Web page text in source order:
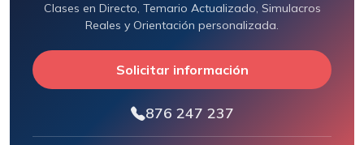
Clases en Directo, Temario Actualizado, Simulacros
Reales y Orientación personalizada.
Solicitar información
876 247 237